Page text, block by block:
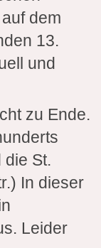
dem
13.
und
zu Ende.
die St.
In dieser
Leider